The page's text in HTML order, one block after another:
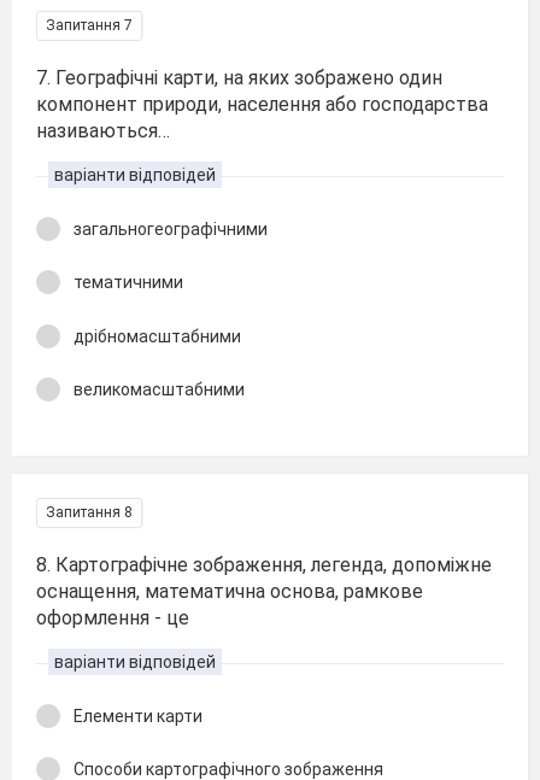
Запитання 7
7. Географічні карти, на яких зображено один
компонент природи, населення або господарства
називаються…
варіанти відповідей
загальногеографічними
тематичними
дрібномасштабними
великомасштабними
Запитання 8
8. Картографічне зображення, легенда, допоміжне
оснащення, математична основа, рамкове
оформлення - це
варіанти відповідей
Елементи карти
Способи картографічного зображення